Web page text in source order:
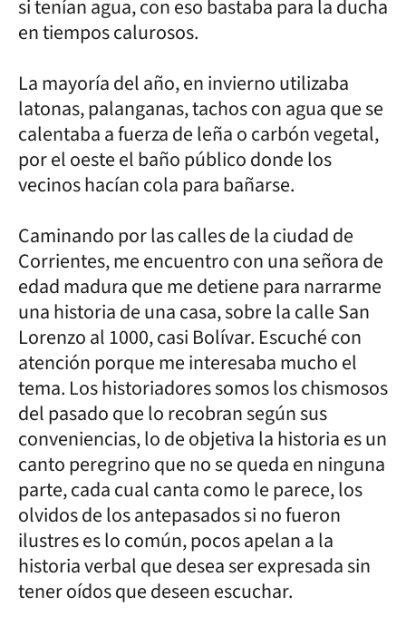
si tenían agua, con eso bastaba para la ducha
en tiempos calurosos.
La mayoría del año, en invierno utilizaba
latonas, palanganas, tachos con agua que se
calentaba a fuerza de leña o carbón vegetal,
por el oeste el baño público donde los
vecinos hacían cola para bañarse.
Caminando por las calles de la ciudad de
Corrientes, me encuentro con una señora de
edad madura que me detiene para narrarme
una historia de una casa, sobre la calle San
Lorenzo al 1000, casi Bolívar. Escuché con
atención porque me interesaba mucho el
tema. Los historiadores somos los chismosos
del pasado que lo recobran según sus
conveniencias, lo de objetiva la historia es un
canto peregrino que no se queda en ninguna
parte, cada cual canta como le parece, los
olvidos de los antepasados si no fueron
ilustres es lo común, pocos apelan a la
historia verbal que desea ser expresada sin
tener oídos que deseen escuchar.